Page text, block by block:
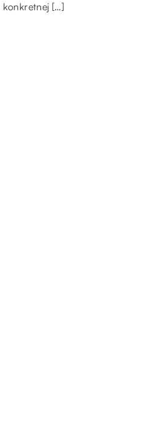
konkretnej […]
różnią się […]